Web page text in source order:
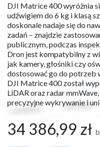
DJI Matrice 400 wyróżnia
udźwigiem do 6 kg i klasą
doskonale nadaje się do
zadań – znajdzie
publicznym, podczas
Dron jest kompatybilny z
jak kamery, głośniki czy
dostosować go do potrzeb
DJI Matrice 400 został
LiDAR oraz radar
precyzyjne wykrywanie i
34 386,99 zł